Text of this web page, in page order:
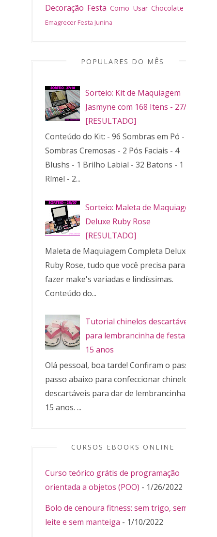
Decoração Festa Como Usar Chocolate
Emagrecer Festa Junina
POPULARES DO MÊS
Sorteio: Kit de Maquiagem
Jasmyne com 168 Itens - 27/10
[RESULTADO]
Conteúdo do Kit: - 96 Sombras em Pó - 32
Sombras Cremosas - 2 Pós Faciais - 4
Blushs - 1 Brilho Labial - 32 Batons - 1
Rímel - 2...
Sorteio: Maleta de Maquiagem
Deluxe Ruby Rose
[RESULTADO]
Maleta de Maquiagem Completa Deluxe
Ruby Rose, tudo que você precisa para
fazer make's variadas e lindíssimas.
Conteúdo do...
Tutorial chinelos descartáveis
para lembrancinha de festa de
15 anos
Olá pessoal, boa tarde! Confiram o passo a
passo abaixo para confeccionar chinelos
descartáveis para dar de lembrancinha de
15 anos. ...
CURSOS EBOOKS ONLINE
Curso teórico grátis de programação
orientada a objetos (POO) - 1/26/2022
Bolo de cenoura fitness: sem trigo, sem
leite e sem manteiga - 1/10/2022